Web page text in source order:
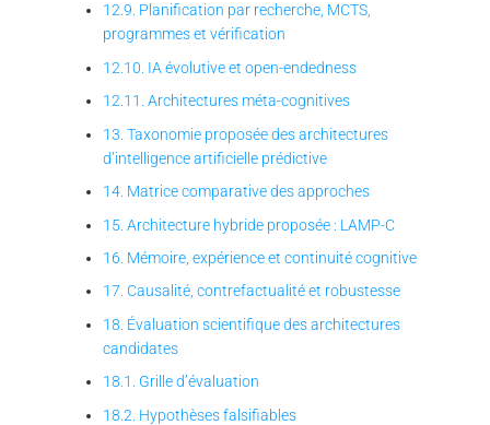
12.9. Planification par recherche, MCTS,
programmes et vérification
12.10. IA évolutive et open-endedness
12.11. Architectures méta-cognitives
13. Taxonomie proposée des architectures
d’intelligence artificielle prédictive
14. Matrice comparative des approches
15. Architecture hybride proposée : LAMP-C
16. Mémoire, expérience et continuité cognitive
17. Causalité, contrefactualité et robustesse
18. Évaluation scientifique des architectures
candidates
18.1. Grille d’évaluation
18.2. Hypothèses falsifiables